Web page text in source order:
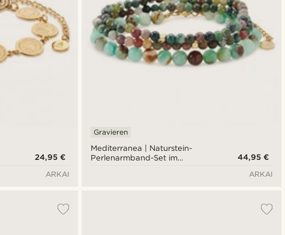
24,95 €
ARKAI
Mediterranea | Naturstein-
Perlenarmband-Set im
Gravieren
44,95 €
ARKAI